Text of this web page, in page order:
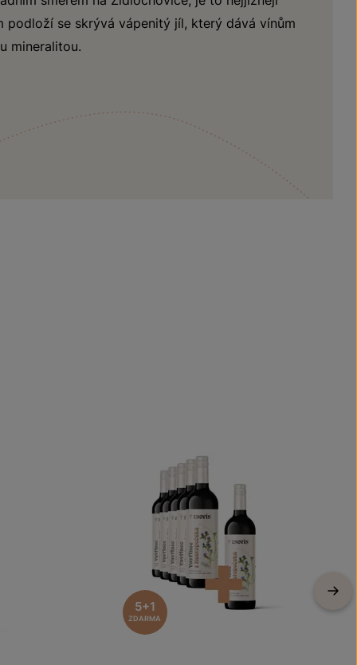
podloží se skrývá vápenitý jíl, který dává vínům
mineralitou.
5+1
ZDARMA